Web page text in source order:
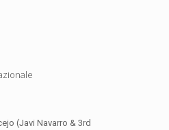
(Javi Navarro & 3rd